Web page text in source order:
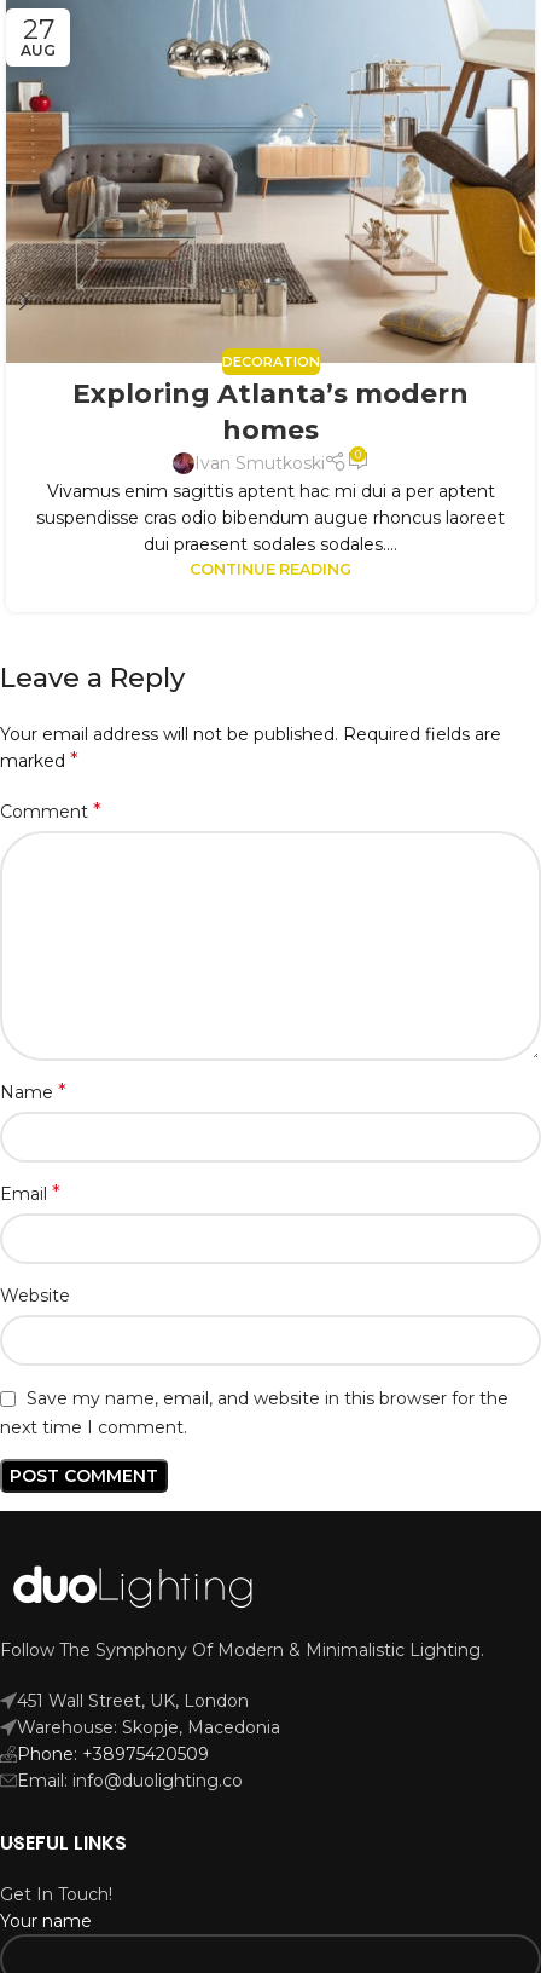
27
AUG
DECORATION
Exploring Atlanta’s modern
homes
Ivan Smutkoski 0
Vivamus enim sagittis aptent hac mi dui a per aptent
suspendisse cras odio bibendum augue rhoncus laoreet
dui praesent sodales sodales....
CONTINUE READING
Leave a Reply
Your email address will not be published. Required fields are
marked *
Comment *
Name *
Email *
Website
Save my name, email, and website in this browser for the
next time I comment.
Follow The Symphony Of Modern & Minimalistic Lighting.
451 Wall Street, UK, London
Warehouse: Skopje, Macedonia
Phone: +38975420509
Email: info@duolighting.co
USEFUL LINKS
Get In Touch!
Your name